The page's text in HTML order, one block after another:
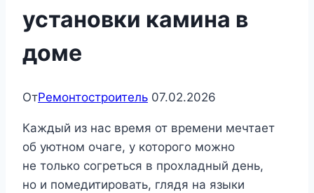
установки камина в
доме
ОтРемонтостроитель 07.02.2026
Каждый из нас время от времени мечтает
об уютном очаге, у которого можно
не только согреться в прохладный день,
но и помедитировать, глядя на языки